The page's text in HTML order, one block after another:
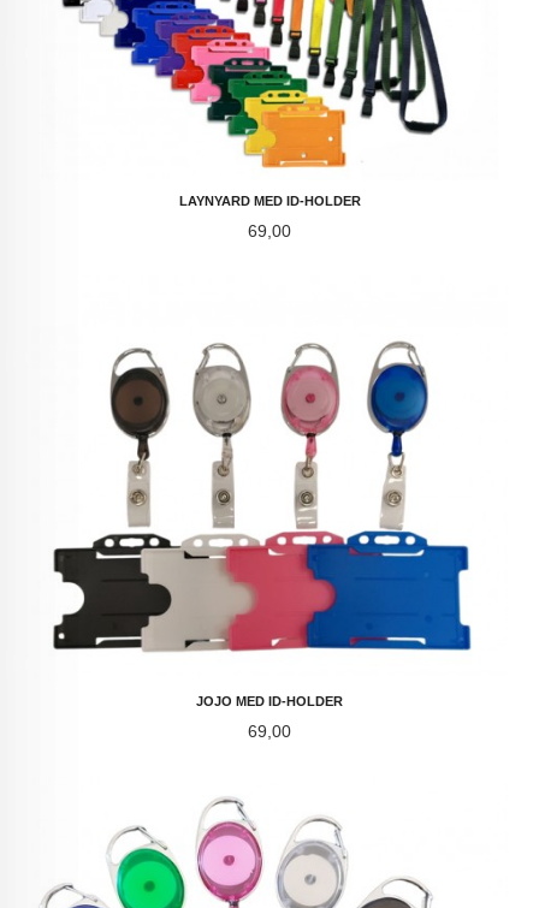
LAYNYARD MED ID-HOLDER
Pris
69,00
JOJO MED ID-HOLDER
Pris
69,00